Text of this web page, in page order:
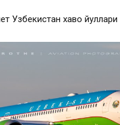
Узбекистан хаво йуллари